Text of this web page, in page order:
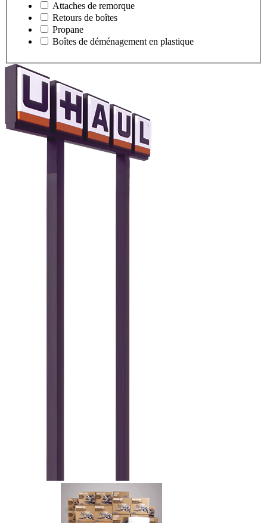
Attaches de remorque
Retours de boîtes
Propane
Boîtes de déménagement en plastique